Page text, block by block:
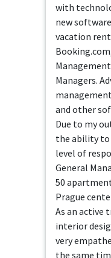
with
new
vacation
Managers.
and other
Due to my
the ability to
level of
General
50
Prague
As an active
interior
very
the same